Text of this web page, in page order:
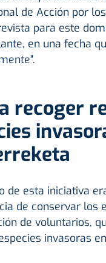
de Acción por
para este
en una fecha
recoger
de esta iniciativa
de conservar los
de voluntarios,
invasoras